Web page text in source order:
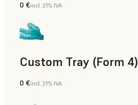
Estándar
0 €incl. 21% IVA
Custom Tray (Form 4)
Odontología
0 €incl. 21% IVA